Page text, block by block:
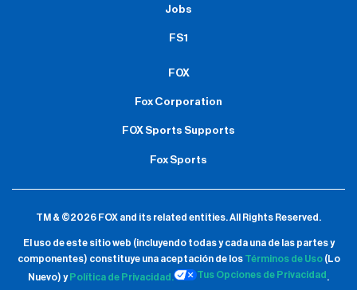
Jobs
FS1
FOX
Fox Corporation
FOX Sports Supports
Fox Sports
TM & ©2026 FOX and its related entities.All Rights Reserved.
El uso de este sitio web (incluyendo todas y cada una de las partes y
componentes) constituye una aceptación de los Términos de Uso(Lo
Nuevo) y Política de Privacidad. Tus Opciones de Privacidad .